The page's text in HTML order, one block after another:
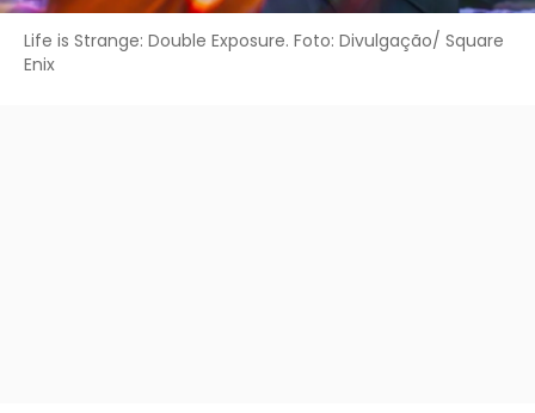
Life is Strange: Double Exposure. Foto: Divulgação/ Square
Enix